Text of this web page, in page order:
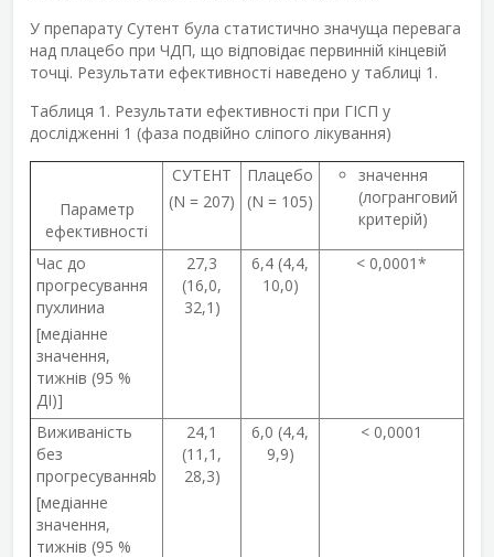
У препарату Сутент була статистично значуща перевага
над плацебо при ЧДП, що відповідає первинній кінцевій
точці. Результати ефективності наведено у таблиці 1.
Таблиця 1. Результати ефективності при ГІСП у
дослідженні 1 (фаза подвійно сліпого лікування)
Параметр
ефективності
СУТЕНТ
(N = 207)
Плацебо
(N = 105)
значення
(логранговий
критерій)
Час до
прогресування
пухлиниa
[медіанне
значення,
тижнів (95 %
ДІ)]
27,3
(16,0,
32,1)
6,4 (4,4,
10,0)
< 0,0001*
Виживаність
без
прогресуванняb
[медіанне
значення,
тижнів (95 %
24,1
(11,1,
28,3)
6,0 (4,4,
9,9)
< 0,0001